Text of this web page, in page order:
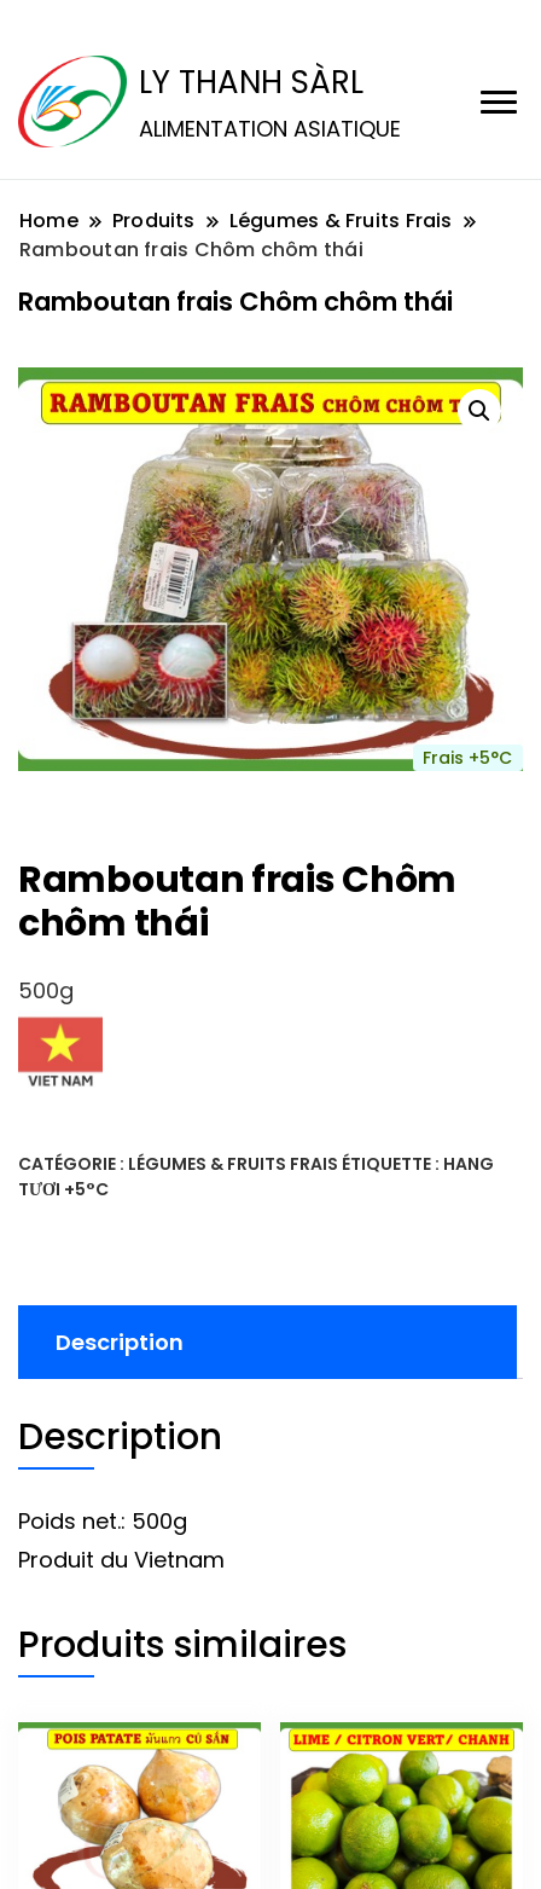
LY THANH SÀRL
ALIMENTATION ASIATIQUE
Home Produits
Légumes & Fruits Frais
Ramboutan frais Chôm chôm thái
Ramboutan frais Chôm chôm thái
Frais +5°C
Ramboutan frais Chôm
chôm thái
500g
CATÉGORIE : LÉGUMES & FRUITS FRAIS ÉTIQUETTE : HANG
TƯƠI +5°C
Description
Description
Poids net.: 500g
Produit du Vietnam
Produits similaires